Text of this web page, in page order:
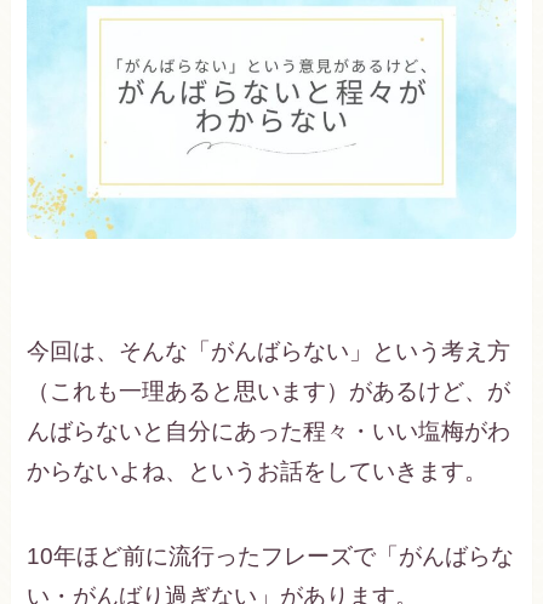
今回は、そんな「がんばらない」という考え方
（これも一理あると思います）があるけど、が
んばらないと自分にあった程々・いい塩梅がわ
からないよね、というお話をしていきます。
10年ほど前に流行ったフレーズで「がんばらな
い・がんばり過ぎない」があります。